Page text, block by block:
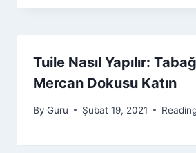
Tuile Nasıl Yapılır:
Mercan Dokusu Katın
By Guru Şubat 19, 2021